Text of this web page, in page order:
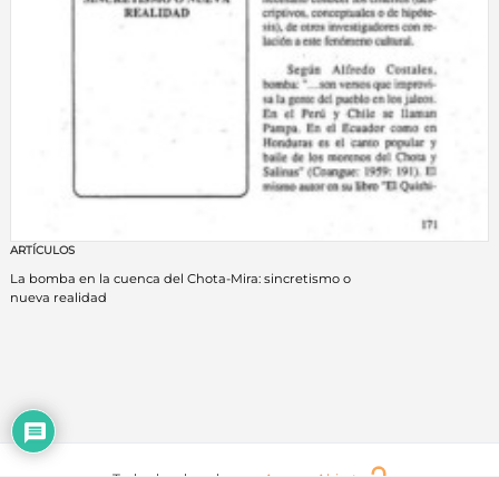
ARTÍCULOS
La bomba en la cuenca del Chota-Mira: sincretismo o
nueva realidad